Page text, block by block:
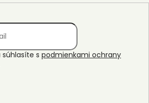
s podmienkami ochrany